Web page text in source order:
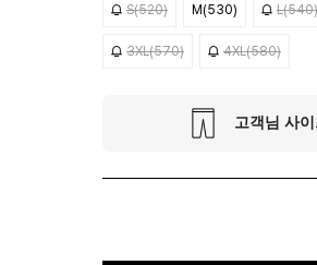
S(520) M(530) L(540)
3XL(570) 4XL(580)